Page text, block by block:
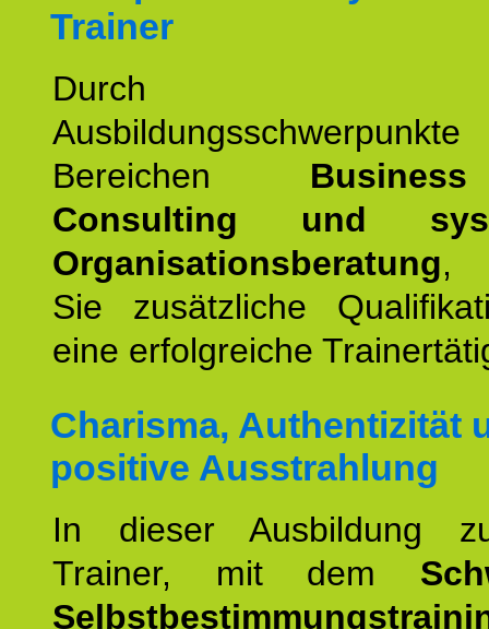
Trainer
Durch
Bereichen
Consulting und
Organisationsberatung,
Sie zusätzliche
eine erfolgreiche
Charisma, Authentizität
positive Ausstrahlung
In dieser Ausbildung
Trainer, mit dem